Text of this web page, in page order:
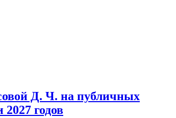
Д. Ч. на публичных
годов